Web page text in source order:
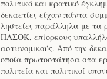
πολιτικό και κρατικό
δεκαετίες είχαν πάντα
ληστείες παράλληλα με τα
ΠΑΣΟΚ, επίορκους
αστυνομικούς. Από την
οποία πρωτοστάτησα στα
πολιτεία και πολιτικοί